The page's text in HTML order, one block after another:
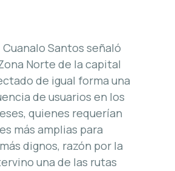
Cuanalo Santos señaló
Norte de la capital
de igual forma una
de usuarios en los
quienes requerían
más amplias para
dignos, razón por la
una de las rutas